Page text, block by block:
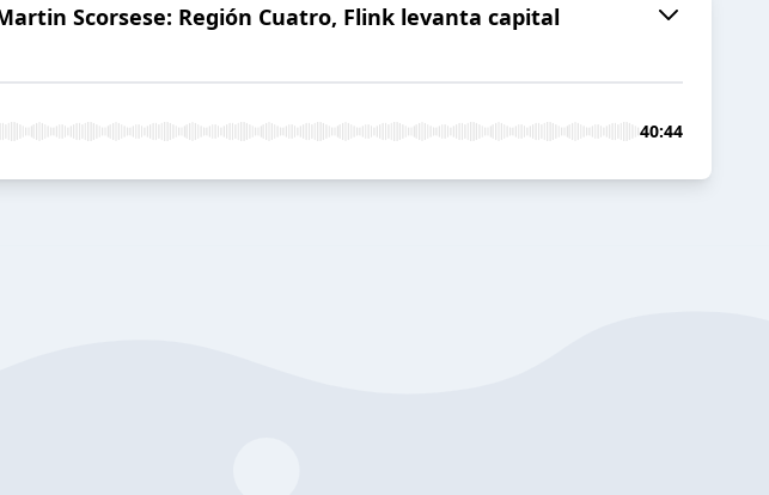
Scorsese: Región Cuatro, Flink levanta capital
40:44